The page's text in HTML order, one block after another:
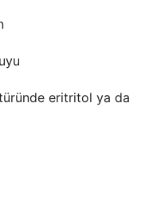
eritritol ya da